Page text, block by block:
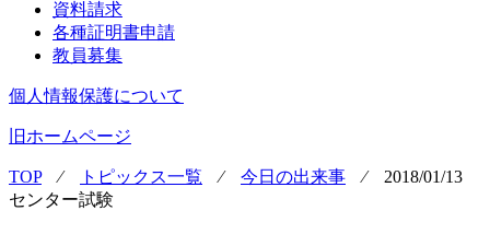
資料請求
各種証明書申請
教員募集
個人情報保護について
旧ホームページ
TOP⁄ トピックス一覧 ⁄ 今日の出来事 ⁄ 2018/01/13
センター試験